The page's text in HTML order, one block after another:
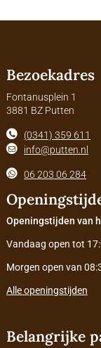
Bezoekadres
Fontanusplein 1
3881 BZ Putten
(0341) 359 611
info@putten.nl
06 203 06 284
Openingstijden van
Vandaag open tot
Morgen open van
Alle openingstijden
Belangrijke